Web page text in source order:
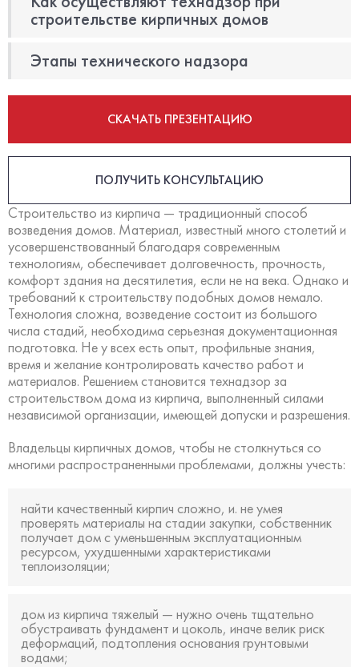
строительстве кирпичных домов
Этапы технического надзора
СКАЧАТЬ ПРЕЗЕНТАЦИЮ
ПОЛУЧИТЬ КОНСУЛЬТАЦИЮ
Строительство из кирпича — традиционный способ
возведения домов. Материал, известный много столетий и
усовершенствованный благодаря современным
технологиям, обеспечивает долговечность, прочность,
комфорт здания на десятилетия, если не на века. Однако и
требований к строительству подобных домов немало.
Технология сложна, возведение состоит из большого
числа стадий, необходима серьезная документационная
подготовка. Не у всех есть опыт, профильные знания,
время и желание контролировать качество работ и
материалов. Решением становится технадзор за
строительством дома из кирпича, выполненный силами
независимой организации, имеющей допуски и разрешения.
Владельцы кирпичных домов, чтобы не столкнуться со
многими распространенными проблемами, должны учесть:
найти качественный кирпич сложно, и. не умея
проверять материалы на стадии закупки, собственник
получает дом с уменьшенным эксплуатационным
ресурсом, ухудшенными характеристиками
теплоизоляции;
дом из кирпича тяжелый — нужно очень тщательно
обустраивать фундамент и цоколь, иначе велик риск
деформаций, подтопления основания грунтовыми
водами;